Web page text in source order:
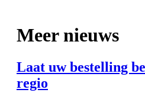
Meer nieuws
Laat uw bestelling
regio